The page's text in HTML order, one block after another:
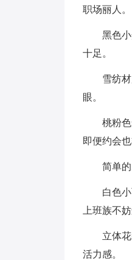
职场丽人。
黑色
十足。
雪纺
眼。
桃粉
即便约会
简单
白色
上班族不
立体
活力感。